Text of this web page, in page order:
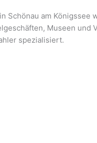
Schönau am
Museen und
spezialisiert.